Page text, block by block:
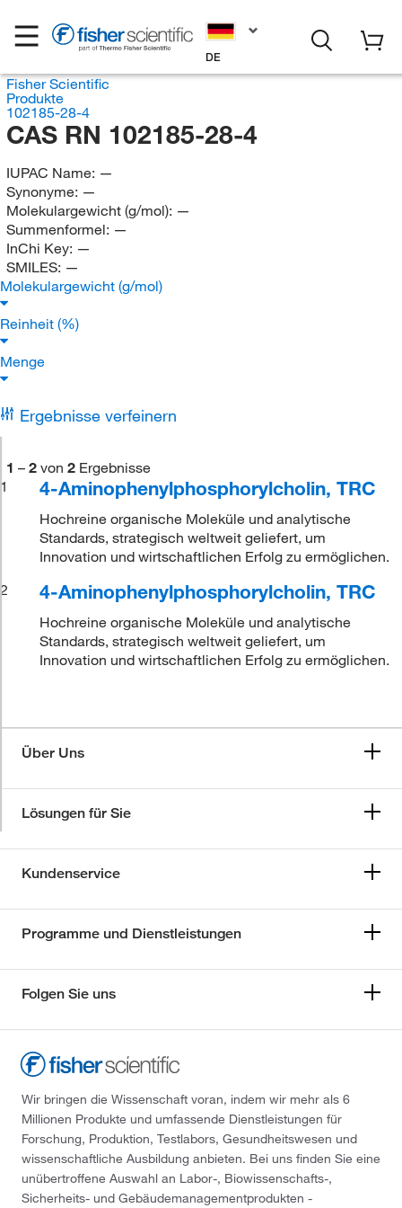
DE
Fisher Scientific
Produkte
102185-28-4
CAS RN 102185-28-4
IUPAC Name: —
Synonyme: —
Molekulargewicht (g/mol): —
Summenformel: —
InChi Key: —
SMILES: —
Molekulargewicht (g/mol)
Reinheit (%)
Menge
Ergebnisse verfeinern
1 – 2 von 2 Ergebnisse
1
4-Aminophenylphosphorylcholin, TRC
Hochreine organische Moleküle und analytische
Standards, strategisch weltweit geliefert, um
Innovation und wirtschaftlichen Erfolg zu ermöglichen.
2
4-Aminophenylphosphorylcholin, TRC
Hochreine organische Moleküle und analytische
Standards, strategisch weltweit geliefert, um
Innovation und wirtschaftlichen Erfolg zu ermöglichen.
Über Uns
Lösungen für Sie
Kundenservice
Programme und Dienstleistungen
Folgen Sie uns
Wir bringen die Wissenschaft voran, indem wir mehr als 6
Millionen Produkte und umfassende Dienstleistungen für
Forschung, Produktion, Testlabors, Gesundheitswesen und
wissenschaftliche Ausbildung anbieten. Bei uns finden Sie eine
unübertroffene Auswahl an Labor-, Biowissenschafts-,
Sicherheits- und Gebäudemanagementprodukten -